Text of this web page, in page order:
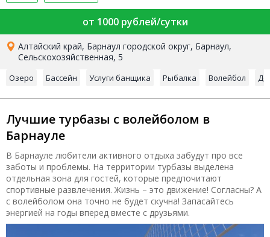
от 1000 рублей/сутки
Алтайский край, Барнаул городской округ, Барнаул,
Сельскохозяйственная, 5
Озеро Бассейн Услуги банщика Рыбалка Волейбол
Лучшие турбазы с волейболом в
Барнауле
В Барнауле любители активного отдыха забудут про все
заботы и проблемы. На территории турбазы выделена
отдельная зона для гостей, которые предпочитают
спортивные развлечения. Жизнь – это движение! Согласны? А
с волейболом она точно не будет скучна! Запасайтесь
энергией на годы вперед вместе с друзьями.